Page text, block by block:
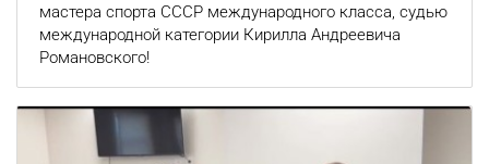
мастера спорта СССР международного класса, судью
международной категории Кирилла Андреевича
Романовского!